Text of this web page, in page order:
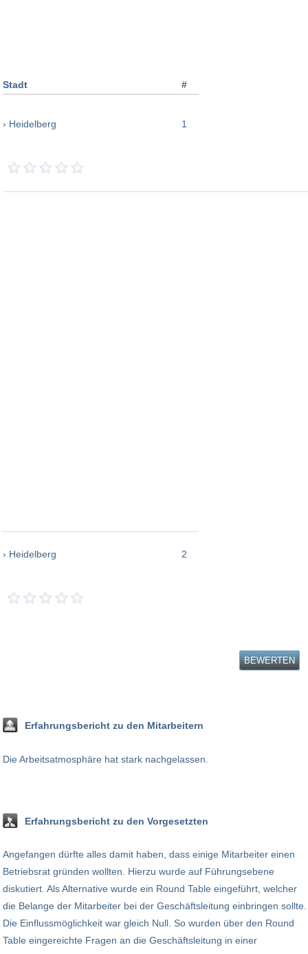
Stadt #
› Heidelberg 1
› Heidelberg 2
BEWERTEN
Erfahrungsbericht zu den Mitarbeitern
Die Arbeitsatmosphäre hat stark nachgelassen.
Erfahrungsbericht zu den Vorgesetzten
Angefangen dürfte alles damit haben, dass einige Mitarbeiter einen
Betriebsrat gründen wollten. Hierzu wurde auf Führungsebene
diskutiert. Als Alternative wurde ein Round Table eingeführt, welcher
die Belange der Mitarbeiter bei der Geschäftsleitung einbringen sollte.
Die Einflussmöglichkeit war gleich Null. So wurden über den Round
Table eingereichte Fragen an die Geschäftsleitung in einer